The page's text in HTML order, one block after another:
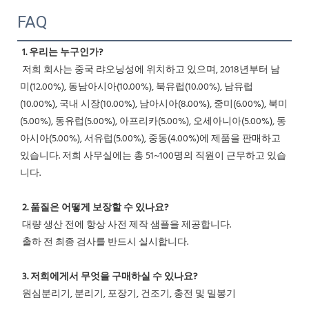
FAQ
1. 우리는 누구인가?
미(12.00%), 동남아시아(10.00%), 북유럽(10.00%), 남유럽
(10.00%), 국내 시장(10.00%), 남아시아(8.00%), 중미(6.00%), 북미
(5.00%), 동유럽(5.00%), 아프리카(5.00%), 오세아니아(5.00%), 동
아시아(5.00%), 서유럽(5.00%), 중동(4.00%)에 제품을 판매하고
있습니다. 저희 사무실에는 총 51~100명의 직원이 근무하고 있습
니다.
2. 품질은 어떻게 보장할 수 있나요?
대량 생산 전에 항상 사전 제작 샘플을 제공합니다.
출하 전 최종 검사를 반드시 실시합니다.
3. 저희에게서 무엇을 구매하실 수 있나요?
원심분리기, 분리기, 포장기, 건조기, 충전 및 밀봉기